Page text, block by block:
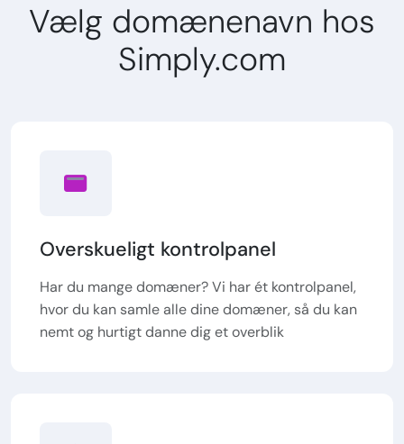
Vælg domænenavn hos
Simply.com
Overskueligt kontrolpanel
Har du mange domæner? Vi har ét kontrolpanel,
hvor du kan samle alle dine domæner, så du kan
nemt og hurtigt danne dig et overblik